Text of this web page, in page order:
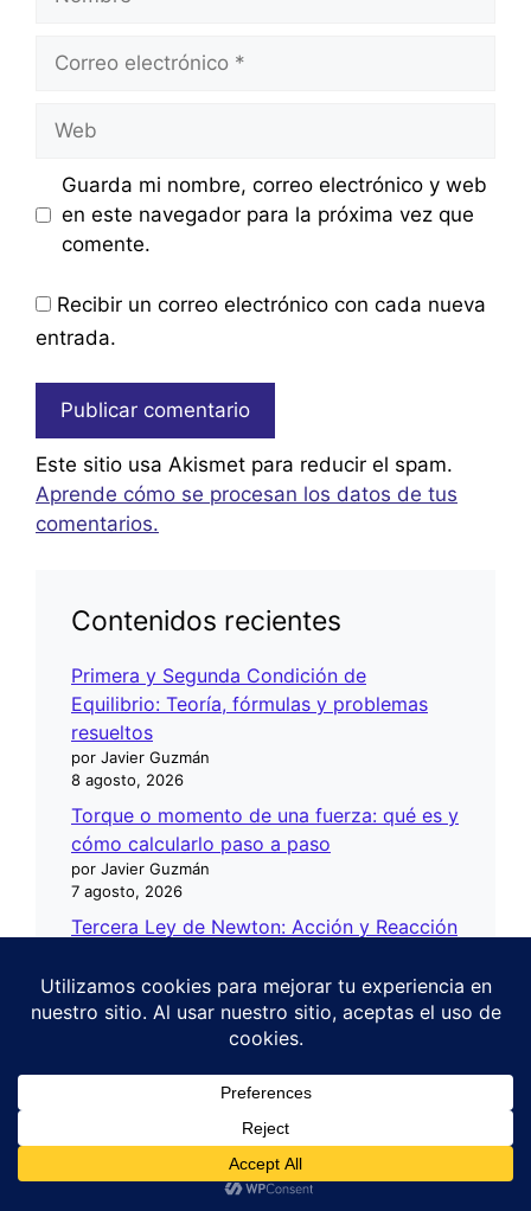
Correo
Web
Guarda mi nombre, correo electrónico y web
en este navegador para la próxima vez que
comente.
Recibir un correo electrónico con cada nueva
entrada.
Este sitio usa Akismet para reducir el spam.
Aprende cómo se procesan los datos de tus
comentarios.
Contenidos recientes
Primera y Segunda Condición de
Equilibrio: Teoría, fórmulas y problemas
resueltos
por Javier Guzmán
8 agosto, 2026
Torque o momento de una fuerza: qué es y
cómo calcularlo paso a paso
por Javier Guzmán
7 agosto, 2026
Tercera Ley de Newton: Acción y Reacción
por Javier Guzmán
6 agosto, 2026
Segunda ley de Newton: Fuerza, masa y
Ley de Gravitación Universal: Teoría,
fórmulas y ejercicios resueltos
¿Necesitas una tutoría virtual? 👩‍🏫